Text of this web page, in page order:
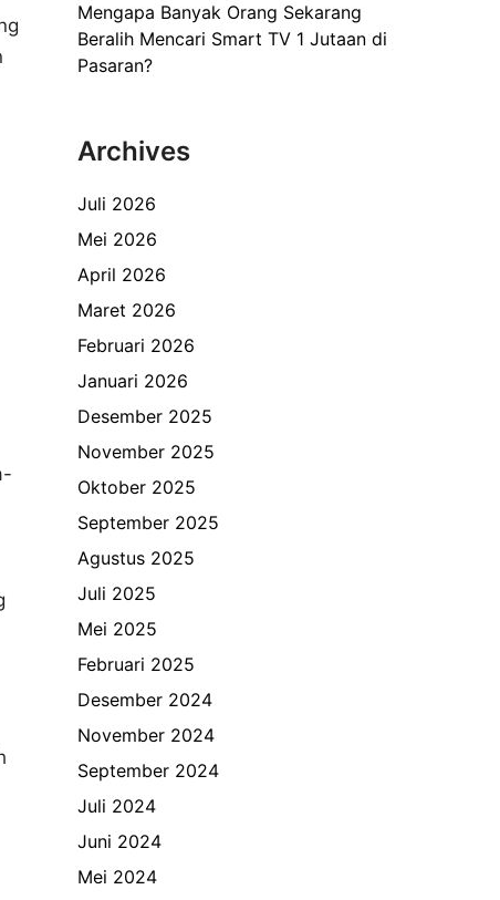
Mengapa Banyak Orang Sekarang
Beralih Mencari Smart TV 1 Jutaan di
Pasaran?
Archives
Juli 2026
Mei 2026
April 2026
Maret 2026
Februari 2026
Januari 2026
Desember 2025
November 2025
Oktober 2025
September 2025
Agustus 2025
Juli 2025
Mei 2025
Februari 2025
Desember 2024
November 2024
September 2024
Juli 2024
Juni 2024
Mei 2024